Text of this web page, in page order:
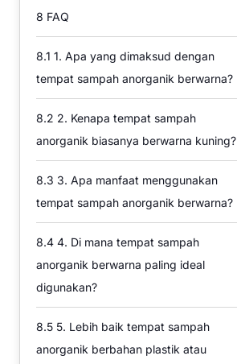
8 FAQ
8.1 1. Apa yang dimaksud dengan
tempat sampah anorganik berwarna?
8.2 2. Kenapa tempat sampah
anorganik biasanya berwarna kuning?
8.3 3. Apa manfaat menggunakan
tempat sampah anorganik berwarna?
8.4 4. Di mana tempat sampah
anorganik berwarna paling ideal
digunakan?
8.5 5. Lebih baik tempat sampah
anorganik berbahan plastik atau